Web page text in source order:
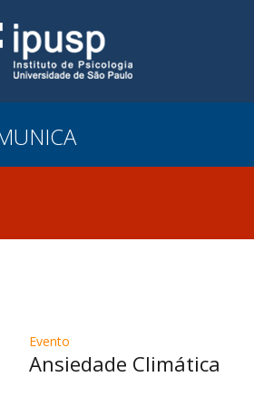
Evento
Ansiedade Climática